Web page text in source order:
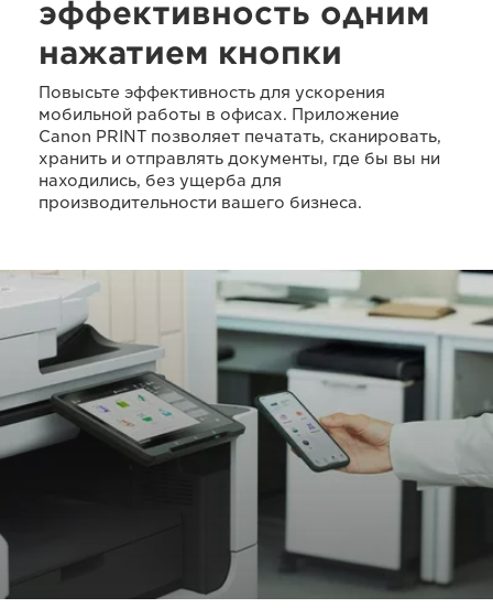
эффективность одним
нажатием кнопки
Повысьте эффективность для ускорения
мобильной работы в офисах. Приложение
Canon PRINT позволяет печатать, сканировать,
хранить и отправлять документы, где бы вы ни
находились, без ущерба для
производительности вашего бизнеса.